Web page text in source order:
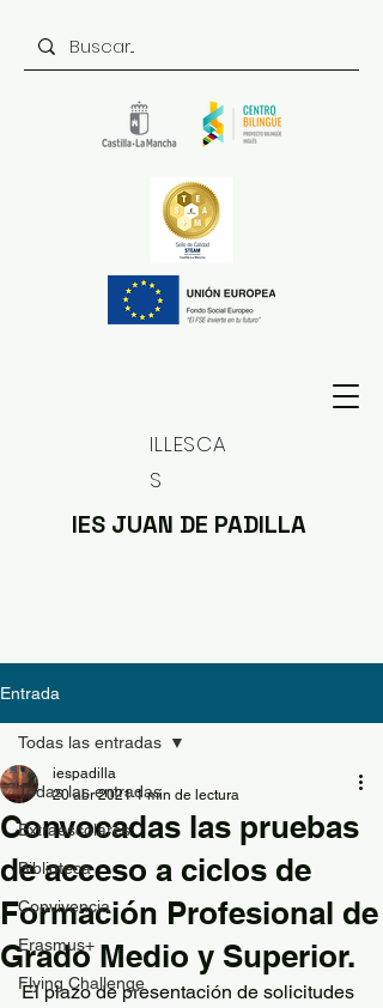
ILLESCA
S
IES JUAN DE PADILLA
Entrada
Todas las entradas
Extraescolares
Biblioteca
Convivencia
Erasmus+
Flying Challenge
Todas las entradas
Convocadas las pruebas
de acceso a ciclos de
Formación Profesional de
Grado Medio y Superior.
iespadilla
20 abr 2021 1 min de lectura
El plazo de presentación de solicitudes